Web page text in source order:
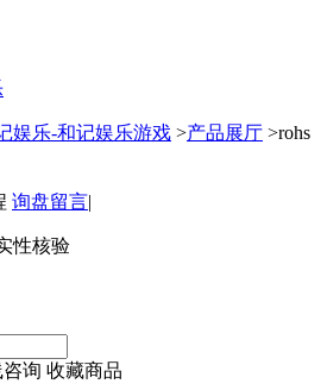
娱乐-和记娱乐游戏 >产品展厅 >rohs
询盘留言|
性核验
询 收藏商品